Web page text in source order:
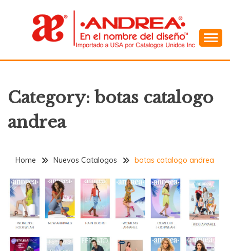
ANDREA
Category: botas catalogo
andrea
Home Nuevos Catalogos botas catalogo andrea